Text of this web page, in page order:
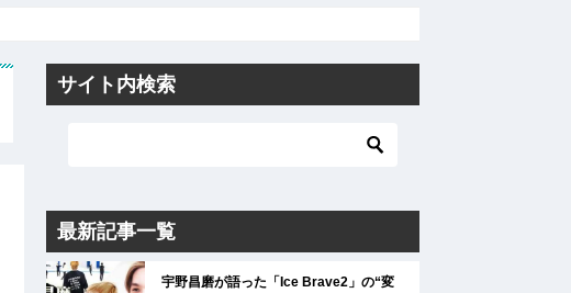
サイト内検索
最新記事一覧
宇野昌磨が語った「Ice Brave2」の“変